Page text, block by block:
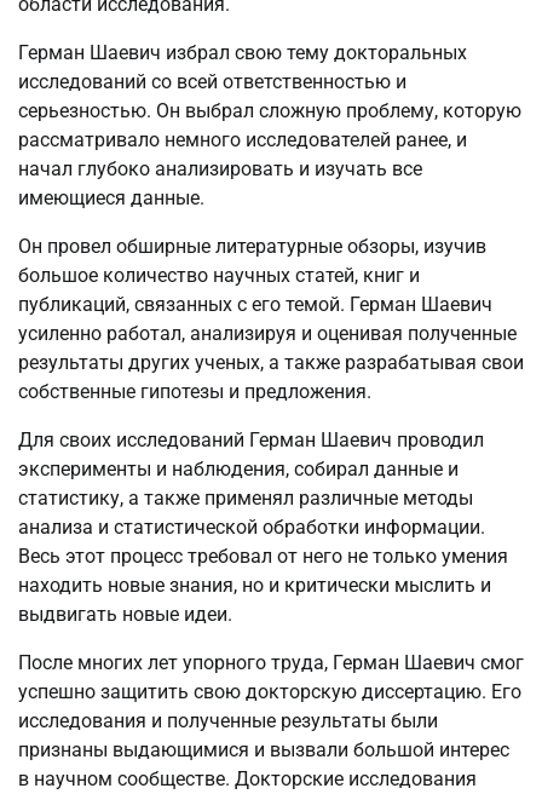
Герман Шаевич избрал свою тему докторальных
исследований со всей ответственностью и
серьезностью. Он выбрал сложную проблему, которую
рассматривало немного исследователей ранее, и
начал глубоко анализировать и изучать все
имеющиеся данные.
Он провел обширные литературные обзоры, изучив
большое количество научных статей, книг и
публикаций, связанных с его темой. Герман Шаевич
усиленно работал, анализируя и оценивая полученные
результаты других ученых, а также разрабатывая свои
собственные гипотезы и предложения.
Для своих исследований Герман Шаевич проводил
эксперименты и наблюдения, собирал данные и
статистику, а также применял различные методы
анализа и статистической обработки информации.
Весь этот процесс требовал от него не только умения
находить новые знания, но и критически мыслить и
выдвигать новые идеи.
После многих лет упорного труда, Герман Шаевич смог
успешно защитить свою докторскую диссертацию. Его
исследования и полученные результаты были
признаны выдающимися и вызвали большой интерес
в научном сообществе. Докторские исследования